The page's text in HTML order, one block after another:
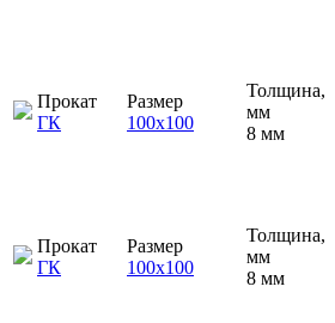
Прокат
ГК
Размер
100х100
Толщина,
мм
8 мм
Прокат
ГК
Размер
100х100
Толщина,
мм
8 мм